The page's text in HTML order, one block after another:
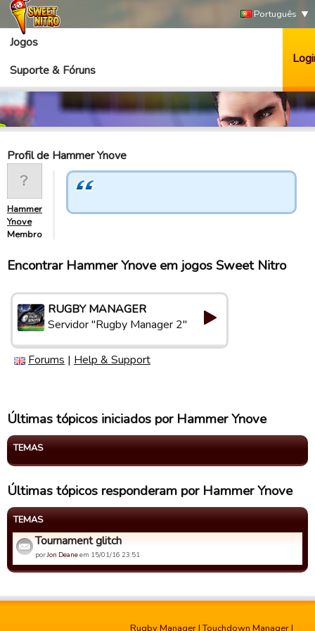
Português
Jogos
Suporte & Fóruns
Profil de Hammer Ynove
Hammer
Ynove
Membro
Encontrar Hammer Ynove em jogos Sweet Nitro
RUGBY MANAGER
Servidor "Rugby Manager 2"
Forums | Help & Support
Últimas tópicos iniciados por Hammer Ynove
TEMAS
Últimas tópicos responderam por Hammer Ynove
TEMAS
Tournament glitch
porJon Deaneem 15/01/16 23:51
Rugby Manager |Touchdown Manager |